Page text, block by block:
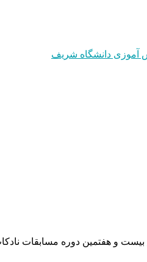
بیست و هفتمین دوره مسابقات